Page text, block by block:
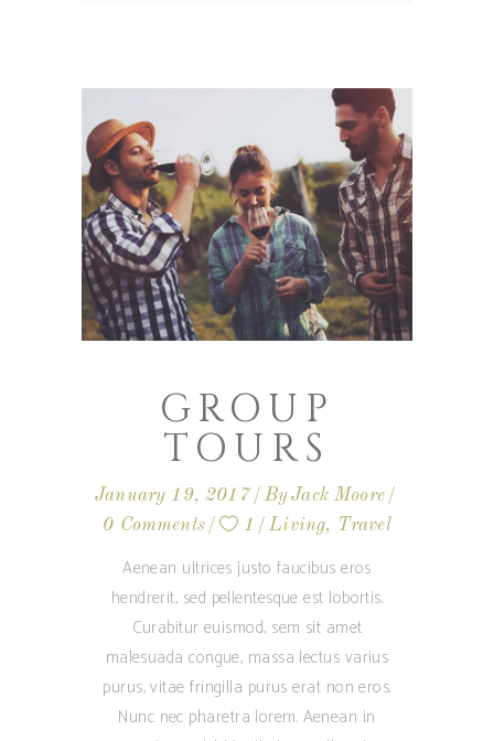
GROUP
TOURS
January 19, 2017 ByJack Moore
0 Comments
1 Living, Travel
Aenean ultrices justo faucibus eros
hendrerit, sed pellentesque est lobortis.
Curabitur euismod, sem sit amet
malesuada congue, massa lectus varius
purus, vitae fringilla purus erat non eros.
Nunc nec pharetra lorem. Aenean in